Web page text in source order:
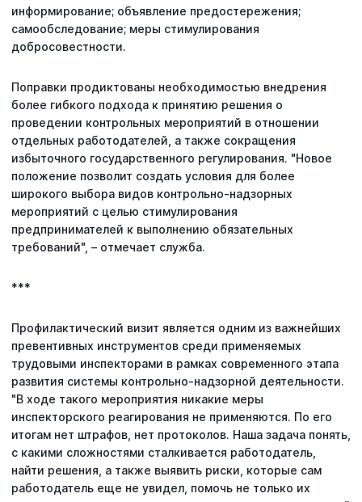
информирование; объявление предостережения;
самообследование; меры стимулирования
добросовестности.
Поправки продиктованы необходимостью внедрения
более гибкого подхода к принятию решения о
проведении контрольных мероприятий в отношении
отдельных работодателей, а также сокращения
избыточного государственного регулирования. "Новое
положение позволит создать условия для более
широкого выбора видов контрольно-надзорных
мероприятий с целью стимулирования
предпринимателей к выполнению обязательных
требований", – отмечает служба.
***
Профилактический визит является одним из важнейших
превентивных инструментов среди применяемых
трудовыми инспекторами в рамках современного этапа
развития системы контрольно-надзорной деятельности.
"В ходе такого мероприятия никакие меры
инспекторского реагирования не применяются. По его
итогам нет штрафов, нет протоколов. Наша задача понять,
с какими сложностями сталкивается работодатель,
найти решения, а также выявить риски, которые сам
работодатель еще не увидел, помочь не только их